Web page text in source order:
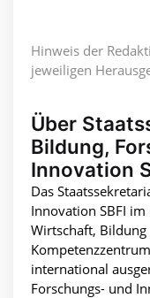
Hinweis der
jeweiligen
Über
Bildung,
Innovation
Das
Innovation SBFI
Wirtschaft, Bildung
international
Forschungs- und